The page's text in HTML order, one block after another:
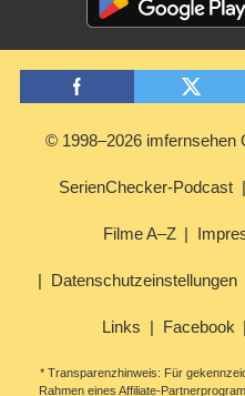
© 1998–2026 imfernsehen
SerienChecker-Podcast
Filme A–Z
Datenschutzeinstellungen
Links Facebook
* Transparenzhinweis: Für
Rahmen eines Affiliate-